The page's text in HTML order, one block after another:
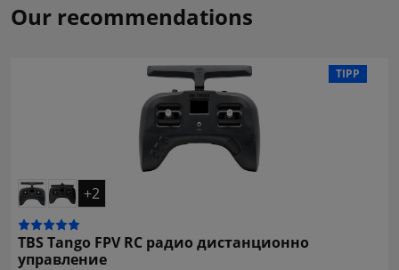
Our recommendations
TIPP
+2
TBS Tango FPV RC радио дистанционно
управление